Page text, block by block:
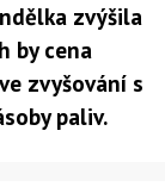
zvýšila
by cena
zvyšování s
paliv.